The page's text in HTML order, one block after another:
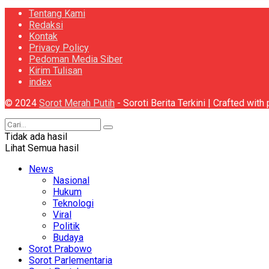
Tentang Kami
Redaksi
Kontak
Privacy Policy
Pedoman Media Siber
Kirim Tulisan
index
© 2024 Sorot Merah Putih - Soroti Berita Terkini | Crafted with
Tidak ada hasil
Lihat Semua hasil
News
Nasional
Hukum
Teknologi
Viral
Politik
Budaya
Sorot Prabowo
Sorot Parlementaria